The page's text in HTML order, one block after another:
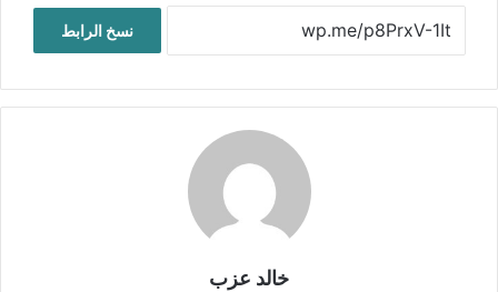
نسخ الرابط
خالد عزب